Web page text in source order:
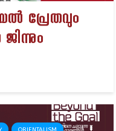
പ്രേതവും